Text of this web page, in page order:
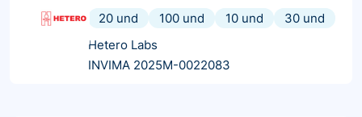
20 und
100 und 10 und
30 und
Hetero Labs
INVIMA 2025M-0022083